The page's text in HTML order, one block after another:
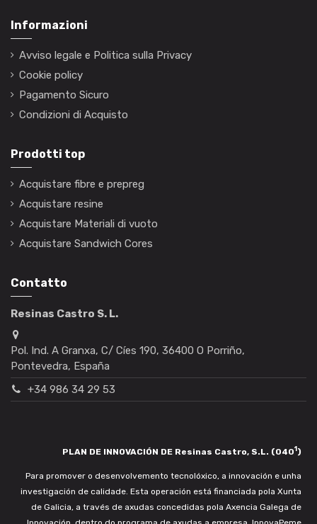
Informazioni
Avviso legale e Politica sulla Privacy
Cookie policy
Pagamento Sicuro
Condizioni di Acquisto
Prodotti top
Acquistare fibre e prepreg
Acquistare resine
Acquistare Materiali di vuoto
Acquistare Sandwich Cores
Contatto
Resinas Castro S. L.
Pol. Ind. A Granxa, C/ Cíes 190, 36400 O Porriño,
Pontevedra, España
+34 986 34 29 53
PLAN DE INNOVACIÓN DE Resinas Castro, S.L. (0401)
Para promover o desenvolvemento tecnolóxico, a innovación e unha
investigación de calidade. Esta operación está financiada pola Xunta
de Galicia, a través de axudas concedidas pola Axencia Galega de